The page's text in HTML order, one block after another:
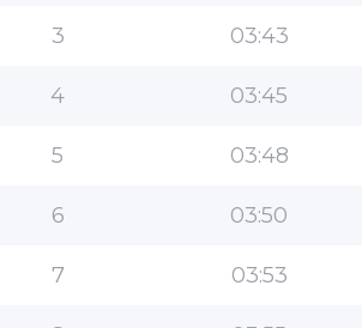
3 03:43
4 03:45
5 03:48
6 03:50
7 03:53